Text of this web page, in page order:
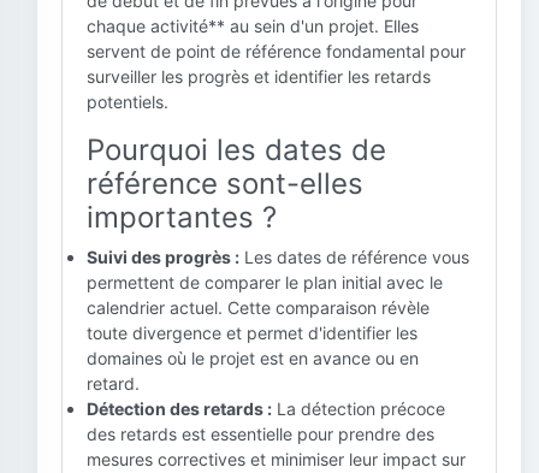
chaque activité** au sein d'un projet. Elles
servent de point de référence fondamental pour
surveiller les progrès et identifier les retards
potentiels.
Pourquoi les dates de
référence sont-elles
importantes ?
Suivi des progrès : Les dates de référence vous
permettent de comparer le plan initial avec le
calendrier actuel. Cette comparaison révèle
toute divergence et permet d'identifier les
domaines où le projet est en avance ou en
retard.
Détection des retards : La détection précoce
des retards est essentielle pour prendre des
mesures correctives et minimiser leur impact sur